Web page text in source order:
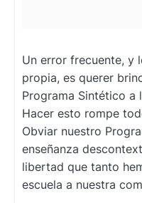
Un error frecuente, y
propia, es querer
Programa Sintético a
Hacer esto rompe
Obviar nuestro
enseñanza
libertad que tanto
escuela a nuestra